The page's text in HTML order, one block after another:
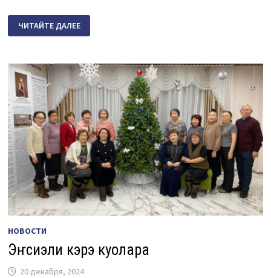
ДЬИЭ
КЭРГЭН
СЫЛЫН
КҮН
ЧИТАЙТЕ ДАЛЕЕ
НОВОСТИ
Эҥсиэли кэрэ куолара
20 декабря, 2024